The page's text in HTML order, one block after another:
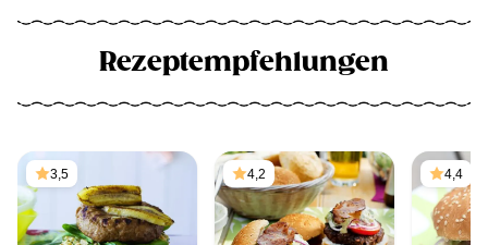
Rezeptempfehlungen
3,5 4,2 4,4